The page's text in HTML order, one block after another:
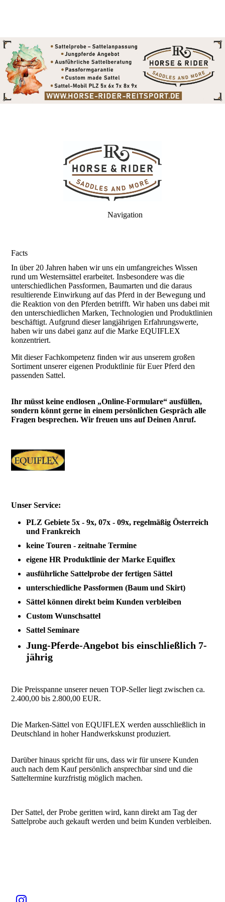
Navigation
Facts
In über 20 Jahren haben wir uns ein umfangreiches Wissen
rund um Westernsättel erarbeitet. Insbesondere was die
unterschiedlichen Passformen, Baumarten und die daraus
resultierende Einwirkung auf das Pferd in der Bewegung und
die Reaktion von den Pferden betrifft. Wir haben uns dabei mit
den unterschiedlichen Marken, Technologien und Produktlinien
beschäftigt. Aufgrund dieser langjährigen Erfahrungswerte,
haben wir uns dabei ganz auf die Marke EQUIFLEX
konzentriert.
Mit dieser Fachkompetenz finden wir aus unserem großen
Sortiment unserer eigenen Produktlinie für Euer Pferd den
passenden Sattel.
Ihr müsst keine endlosen „Online-Formulare“ ausfüllen,
sondern könnt gerne in einem persönlichen Gespräch alle
Fragen besprechen.Wir freuen uns auf Deinen Anruf.
Unser Service:
PLZ Gebiete 5x - 9x, 07x - 09x, regelmäßig Österreich
und Frankreich
keine Touren - zeitnahe Termine
eigene HR Produktlinie der Marke Equiflex
ausführliche Sattelprobe der fertigen Sättel
unterschiedliche Passformen (Baum und Skirt)
Sättel können direkt beim Kunden verbleiben
Custom Wunschsattel
Sattel Seminare
Jung-Pferde-Angebot bis einschließlich 7-
jährig
Die Preisspanne unserer neuen TOP-Seller liegt zwischen ca.
2.400,00 bis 2.800,00 EUR.
Die Marken-Sättel von EQUIFLEX werden ausschließlich in
Deutschland in hoher Handwerkskunst produziert.
Darüber hinaus spricht für uns, dass wir für unsere Kunden
auch nach dem Kauf persönlich ansprechbar sind und die
Satteltermine kurzfristig möglich machen.
Der Sattel, der Probe geritten wird, kann direkt am Tag der
Sattelprobe auch gekauft werden und beim Kunden verbleiben.